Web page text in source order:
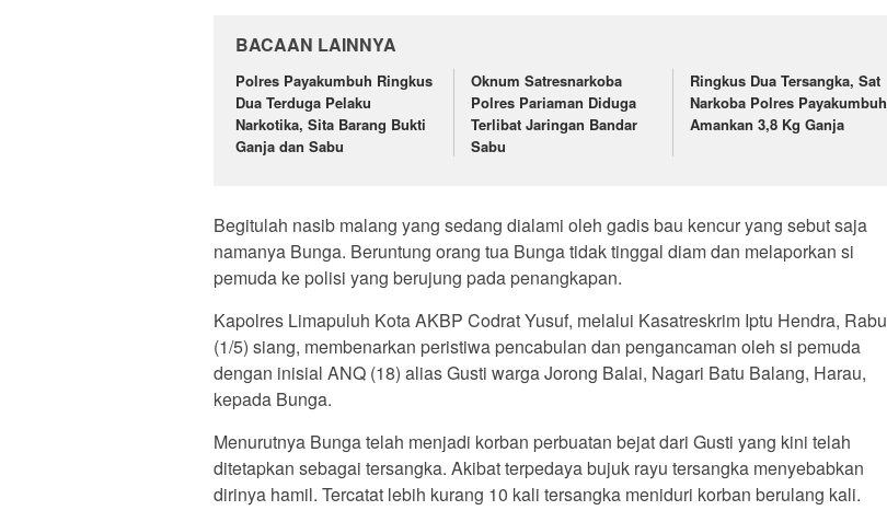
BACAAN LAINNYA
Polres Payakumbuh Ringkus
Dua Terduga Pelaku
Narkotika, Sita Barang Bukti
Ganja dan Sabu
Oknum Satresnarkoba
Polres Pariaman Diduga
Terlibat Jaringan Bandar
Sabu
Ringkus Dua Tersangka, Sat
Narkoba Polres Payakumbuh
Amankan 3,8 Kg Ganja
Begitulah nasib malang yang sedang dialami oleh gadis bau kencur yang sebut saja
namanya Bunga. Beruntung orang tua Bunga tidak tinggal diam dan melaporkan si
pemuda ke polisi yang berujung pada penangkapan.
Kapolres Limapuluh Kota AKBP Codrat Yusuf, melalui Kasatreskrim Iptu Hendra, Rabu
(1/5) siang, membenarkan peristiwa pencabulan dan pengancaman oleh si pemuda
dengan inisial ANQ (18) alias Gusti warga Jorong Balai, Nagari Batu Balang, Harau,
kepada Bunga.
Menurutnya Bunga telah menjadi korban perbuatan bejat dari Gusti yang kini telah
ditetapkan sebagai tersangka. Akibat terpedaya bujuk rayu tersangka menyebabkan
dirinya hamil. Tercatat lebih kurang 10 kali tersangka meniduri korban berulang kali.